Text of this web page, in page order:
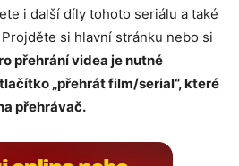
i další díly tohoto seriálu a také
si hlavní stránku nebo si
přehrání videa je nutné
„přehrát film/serial“, které
přehrávač.